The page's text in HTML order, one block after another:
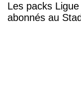
Les packs
abonnés au